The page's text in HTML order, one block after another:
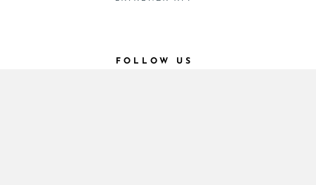
FOLLOW US